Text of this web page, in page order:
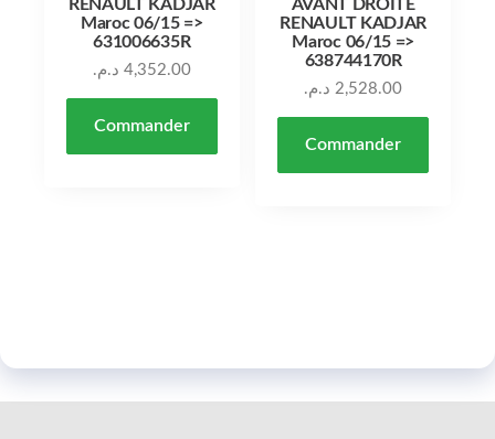
RENAULT KADJAR
Maroc 06/15 =>
631006635R
4,352.00 د.م.
Commander
AVANT DROITE
RENAULT KADJAR
Maroc 06/15 =>
638744170R
2,528.00 د.م.
Commander